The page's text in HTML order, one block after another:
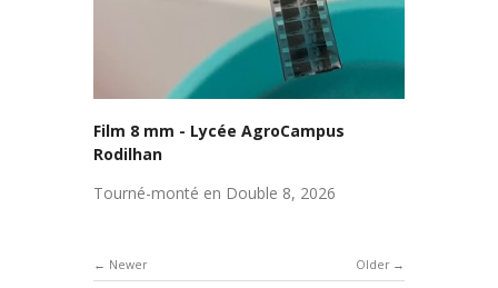
Film 8 mm - Lycée AgroCampus
Rodilhan
Tourné-monté en Double 8, 2026
Older
Newer